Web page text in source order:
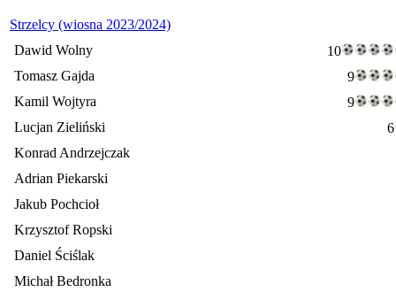
Strzelcy (wiosna 2023/2024)
Dawid Wolny
10
Tomasz Gajda
9
Kamil Wojtyra
9
Lucjan Zieliński
6
Konrad Andrzejczak
Adrian Piekarski
Jakub Pochcioł
Krzysztof Ropski
Daniel Ściślak
Michał Bedronka